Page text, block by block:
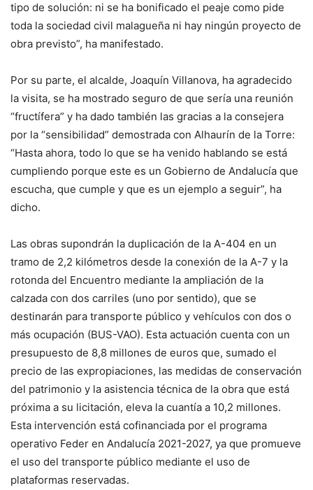
tipo de solución: ni se ha bonificado el peaje como pide
toda la sociedad civil malagueña ni hay ningún proyecto de
obra previsto”, ha manifestado.
Por su parte, el alcalde, Joaquín Villanova, ha agradecido
la visita, se ha mostrado seguro de que sería una reunión
“fructífera” y ha dado también las gracias a la consejera
por la “sensibilidad” demostrada con Alhaurín de la Torre:
“Hasta ahora, todo lo que se ha venido hablando se está
cumpliendo porque este es un Gobierno de Andalucía que
escucha, que cumple y que es un ejemplo a seguir”, ha
dicho.
Las obras supondrán la duplicación de la A-404 en un
tramo de 2,2 kilómetros desde la conexión de la A-7 y la
rotonda del Encuentro mediante la ampliación de la
calzada con dos carriles (uno por sentido), que se
destinarán para transporte público y vehículos con dos o
más ocupación (BUS-VAO). Esta actuación cuenta con un
presupuesto de 8,8 millones de euros que, sumado el
precio de las expropiaciones, las medidas de conservación
del patrimonio y la asistencia técnica de la obra que está
próxima a su licitación, eleva la cuantía a 10,2 millones.
Esta intervención está cofinanciada por el programa
operativo Feder en Andalucía 2021-2027, ya que promueve
el uso del transporte público mediante el uso de
plataformas reservadas.